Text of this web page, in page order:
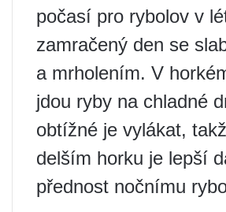
počasí pro rybolov v
zamračený den se
a mrholením. V
jdou ryby na chladné
obtížné je vylákat,
delším horku je lepší
přednost nočnímu